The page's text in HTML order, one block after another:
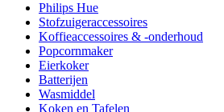
Philips Hue
Stofzuigeraccessoires
Koffieaccessoires & -onderhoud
Popcornmaker
Eierkoker
Batterijen
Wasmiddel
Koken en Tafelen